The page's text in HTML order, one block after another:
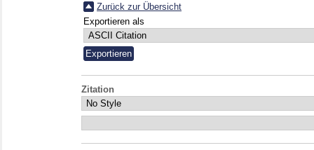
Zurück zur Übersicht
Exportieren als
Zitation